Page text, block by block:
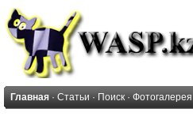
Главная · Статьи · Поиск · Фотогалерея